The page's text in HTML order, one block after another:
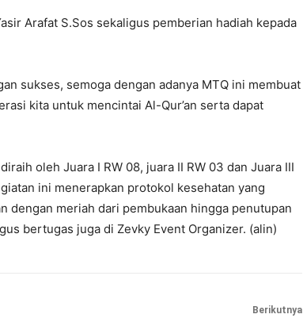
Arafat S.Sos sekaligus pemberian hadiah kepada
sukses, semoga dengan adanya MTQ ini membuat
kita untuk mencintai Al-Qur’an serta dapat
oleh Juara I RW 08, juara II RW 03 dan Juara III
ini menerapkan protokol kesehatan yang
dengan meriah dari pembukaan hingga penutupan
bertugas juga di Zevky Event Organizer. (alin)
Berikutnya